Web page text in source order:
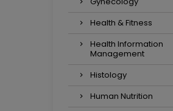
Health & Fitness
Health Information
Management
Histology
Human Nutrition